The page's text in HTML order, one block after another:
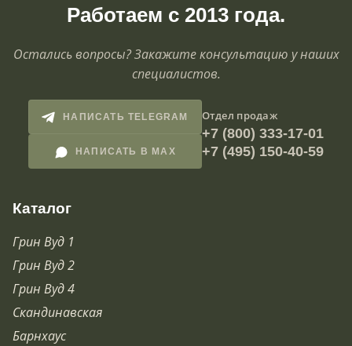
Работаем с 2013 года.
Остались вопросы? Закажите консультацию у наших
специалистов.
НАПИСАТЬ TELEGRAM
НАПИСАТЬ В MAX
Отдел продаж
+7 (800) 333-17-01
+7 (495) 150-40-59
Каталог
Грин Вуд 1
Грин Вуд 2
Грин Вуд 4
Скандинавская
Барнхаус